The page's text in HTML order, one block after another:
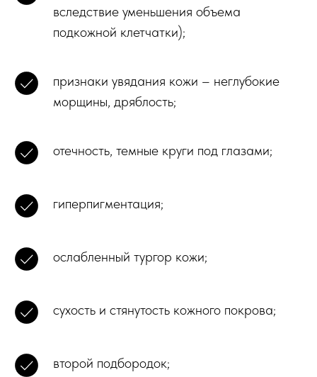
вследствие уменьшения объема
подкожной клетчатки);
признаки увядания кожи – неглубокие
морщины, дряблость;
отечность, темные круги под глазами;
гиперпигментация;
ослабленный тургор кожи;
сухость и стянутость кожного покрова;
второй подбородок;